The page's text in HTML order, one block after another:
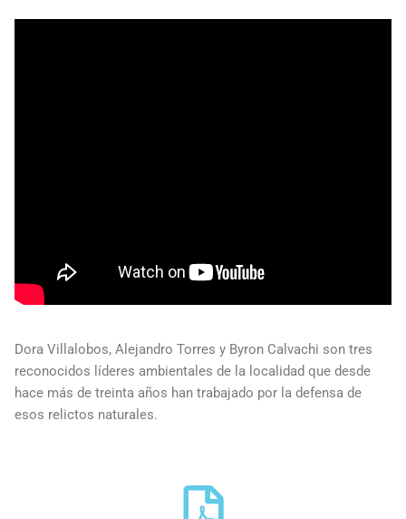
Dora Villalobos, Alejandro Torres y Byron Calvachi son tres
reconocidos líderes ambientales de la localidad que desde
hace más de treinta años han trabajado por la defensa de
esos relictos naturales.